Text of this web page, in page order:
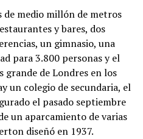
medio millón de metros
y bares, dos
un gimnasio, una
para 3.800 personas y el
grande de Londres en los
un colegio de secundaria, el
el pasado septiembre
un aparcamiento de varias
diseñó en 1937.